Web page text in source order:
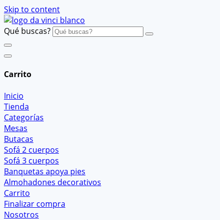
Skip to content
Qué buscas?
Carrito
Inicio
Tienda
Categorías
Mesas
Butacas
Sofá 2 cuerpos
Sofá 3 cuerpos
Banquetas apoya pies
Almohadones decorativos
Carrito
Finalizar compra
Nosotros